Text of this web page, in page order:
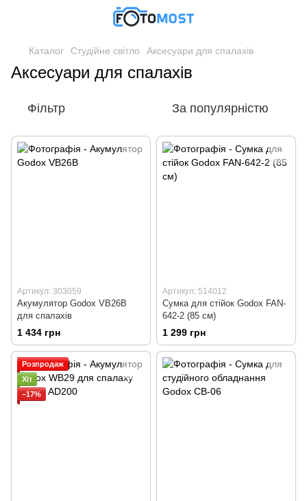
Каталог Студійне світло Аксесуари для спалахів
Аксесуари для спалахів
Фільтр За популярністю
Артикул: 303059
Акумулятор Godox VB26B
для спалахів
1 434 грн
Артикул: 514012
Сумка для стійок Godox FAN-
642-2 (85 см)
1 299 грн
Розпродаж
Хіт
−17%